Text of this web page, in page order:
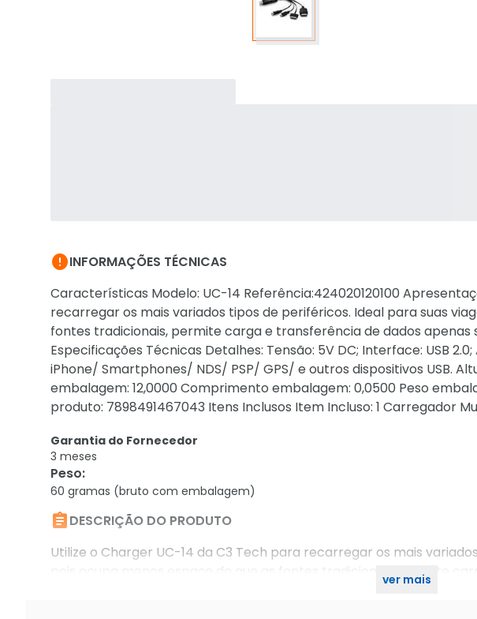
INFORMAÇÕES TÉCNICAS
Características Modelo: UC-14 Referência:424020120100
recarregar os mais variados tipos de periféricos. Ideal para suas
fontes tradicionais, permite carga e transferência de dados apenas
Especificações Técnicas Detalhes: Tensão: 5V DC; Interface: USB
iPhone/ Smartphones/ NDS/ PSP/ GPS/ e outros dispositivos USB.
embalagem: 12,0000 Comprimento embalagem: 0,0500 Peso
produto: 7898491467043 Itens Inclusos Item Incluso: 1 Carregador
Garantia do Fornecedor
3 meses
Peso:
60 gramas (bruto com embalagem)
DESCRIÇÃO DO PRODUTO
Utilize o Charger UC-14 da C3 Tech para recarregar os mais
pois ocupa menos espaço do que as fontes tradicionais, permite
ver mais